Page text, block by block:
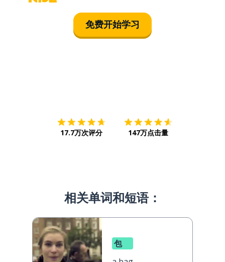
免费开始学习
17.7万次评分 147万点击量
相关单词和短语：
包